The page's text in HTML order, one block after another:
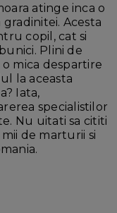
atinge inca o
Acesta
copil, cat si
Plini de
mica despartire
la aceasta
Iata,
specialistilor
Nu uitati sa cititi
mii de marturii si